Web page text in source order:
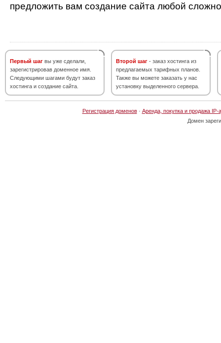
предложить вам создание сайта любой
Первый шаг вы уже сделали,
зарегистрировав доменное имя.
Следующими шагами будут заказ
хостинга и создание сайта.
Второй шаг - заказ хостинга из
предлагаемых тарифных планов.
Также вы можете заказать у нас
установку выделенного сервера.
Регистрация доменов· Аренда, покупка и продажа IP-
Домен